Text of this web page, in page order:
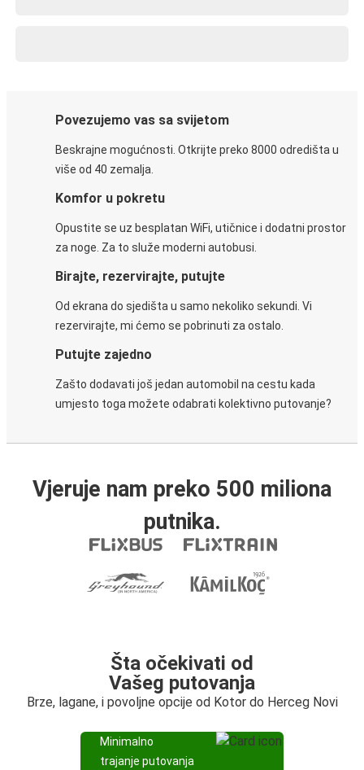
Povezujemo vas sa svijetom
Beskrajne mogućnosti. Otkrijte preko 8000 odredišta u
više od 40 zemalja.
Komfor u pokretu
Opustite se uz besplatan WiFi, utičnice i dodatni prostor
za noge. Za to služe moderni autobusi.
Birajte, rezervirajte, putujte
Od ekrana do sjedišta u samo nekoliko sekundi. Vi
rezervirajte, mi ćemo se pobrinuti za ostalo.
Putujte zajedno
Zašto dodavati još jedan automobil na cestu kada
umjesto toga možete odabrati kolektivno putovanje?
Vjeruje nam preko 500 miliona
putnika.
Šta očekivati od
Vašeg putovanja
Brze, lagane, i povoljne opcije od Kotor do Herceg Novi
Minimalno
trajanje putovanja